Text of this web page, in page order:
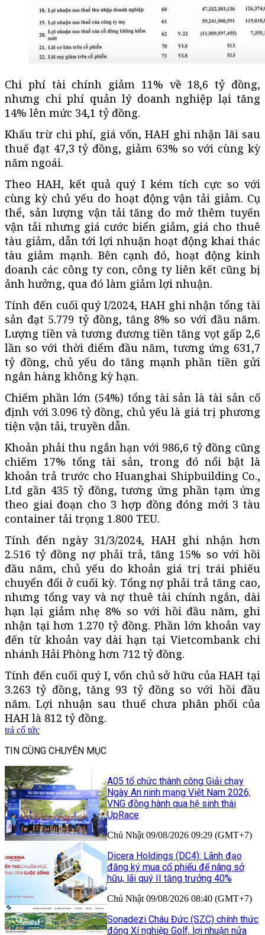
Chi phí tài chính giảm 11% về 18,6 tỷ đồng,
nhưng chi phí quản lý doanh nghiệp lại tăng
14% lên mức 34,1 tỷ đồng.
Khấu trừ chi phí, giá vốn, HAH ghi nhận lãi sau
thuế đạt 47,3 tỷ đồng, giảm 63% so với cùng kỳ
năm ngoái.
Theo HAH, kết quả quý I kém tích cực so với
cùng kỳ chủ yếu do hoạt động vận tải giảm. Cụ
thể, sản lượng vận tải tăng do mở thêm tuyến
vận tải nhưng giá cước biển giảm, giá cho thuê
tàu giảm, dẫn tới lợi nhuận hoạt động khai thác
tàu giảm mạnh. Bên cạnh đó, hoạt động kinh
doanh các công ty con, công ty liên kết cũng bị
ảnh hưởng, qua đó làm giảm lợi nhuận.
Tính đến cuối quý I/2024, HAH ghi nhận tổng tài
sản đạt 5.779 tỷ đồng, tăng 8% so với đầu năm.
Lượng tiền và tương đương tiền tăng vọt gấp 2,6
lần so với thời điểm đầu năm, tương ứng 631,7
tỷ đồng, chủ yếu do tăng mạnh phần tiền gửi
ngân hàng không kỳ hạn.
Chiếm phần lớn (54%) tổng tài sản là tài sản cố
định với 3.096 tỷ đồng, chủ yếu là giá trị phương
tiện vận tải, truyền dẫn.
Khoản phải thu ngắn hạn với 986,6 tỷ đồng cũng
chiếm 17% tổng tài sản, trong đó nổi bật là
khoản trả trước cho Huanghai Shipbuilding Co.,
Ltd gần 435 tỷ đồng, tương ứng phần tạm ứng
theo giai đoạn cho 3 hợp đồng đóng mới 3 tàu
container tải trọng 1.800 TEU.
Tính đến ngày 31/3/2024, HAH ghi nhận hơn
2.516 tỷ đồng nợ phải trả, tăng 15% so với hồi
đầu năm, chủ yếu do khoản giá trị trái phiếu
chuyển đổi ở cuối kỳ. Tổng nợ phải trả tăng cao,
nhưng tổng vay và nợ thuê tài chính ngắn, dài
hạn lại giảm nhẹ 8% so với hồi đầu năm, ghi
nhận tại hơn 1.270 tỷ đồng. Phần lớn khoản vay
đến từ khoản vay dài hạn tại Vietcombank chi
nhánh Hải Phòng hơn 712 tỷ đồng.
Tính đến cuối quý I, vốn chủ sở hữu của HAH tại
3.263 tỷ đồng, tăng 93 tỷ đồng so với hồi đầu
năm. Lợi nhuận sau thuế chưa phân phối của
HAH là 812 tỷ đồng.
trả cổ tức
TIN CÙNG CHUYÊN MỤC
A05 tổ chức thành công Giải chạy
Ngày An ninh mạng Việt Nam 2026,
VNG đồng hành qua hệ sinh thái
UpRace
Chủ Nhật 09/08/2026 09:29 (GMT+7)
Dicera Holdings (DC4): Lãnh đạo
đăng ký mua cổ phiếu để nâng sở
hữu, lãi quý II tăng trưởng 40%
Chủ Nhật 09/08/2026 08:40 (GMT+7)
Sonadezi Châu Đức (SZC) chính thức
đóng Xí nghiệp Golf, lợi nhuận nửa